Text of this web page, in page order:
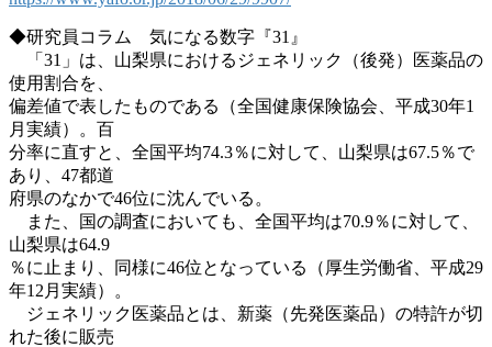
◆研究員コラム 気になる数字『31』
「31」は、山梨県におけるジェネリック（後発）医薬品の
使用割合を、
偏差値で表したものである（全国健康保険協会、平成30年1
月実績）。百
分率に直すと、全国平均74.3％に対して、山梨県は67.5％で
あり、47都道
府県のなかで46位に沈んでいる。
また、国の調査においても、全国平均は70.9％に対して、
山梨県は64.9
％に止まり、同様に46位となっている（厚生労働省、平成29
年12月実績）。
ジェネリック医薬品とは、新薬（先発医薬品）の特許が切
れた後に販売